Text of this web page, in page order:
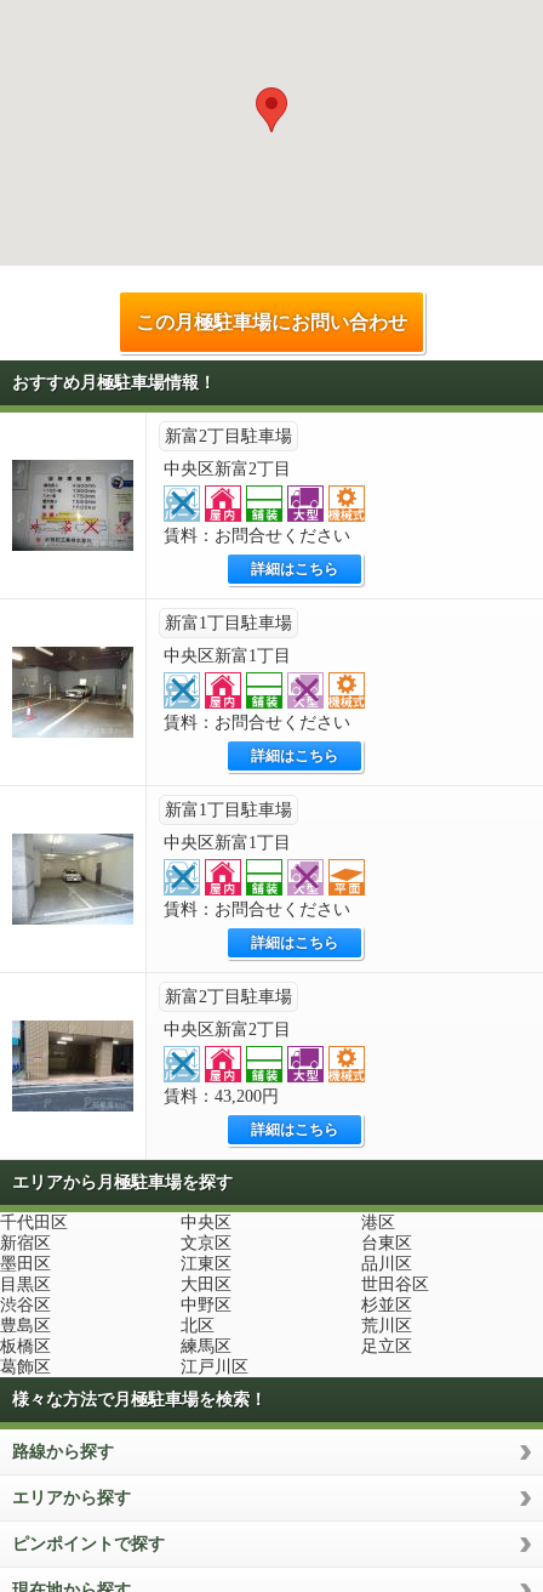
この月極駐車場にお問い合わせ
おすすめ月極駐車場情報！
新富2丁目駐車場
中央区新富2丁目
賃料：お問合せください
詳細はこちら
新富1丁目駐車場
中央区新富1丁目
賃料：お問合せください
詳細はこちら
新富1丁目駐車場
中央区新富1丁目
賃料：お問合せください
詳細はこちら
新富2丁目駐車場
中央区新富2丁目
賃料：43,200円
詳細はこちら
エリアから月極駐車場を探す
千代田区 中央区
港区
新宿区
文京区
台東区
墨田区
江東区
品川区
目黒区
大田区
世田谷区
渋谷区
中野区
杉並区
豊島区
北区
荒川区
板橋区
練馬区
足立区
葛飾区
江戸川区
様々な方法で月極駐車場を検索！
路線から探す
エリアから探す
ピンポイントで探す